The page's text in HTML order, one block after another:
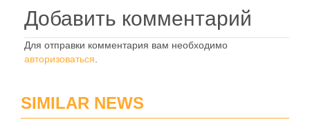
Добавить комментарий
Для отправки комментария вам необходимо
авторизоваться
SIMILAR NEWS